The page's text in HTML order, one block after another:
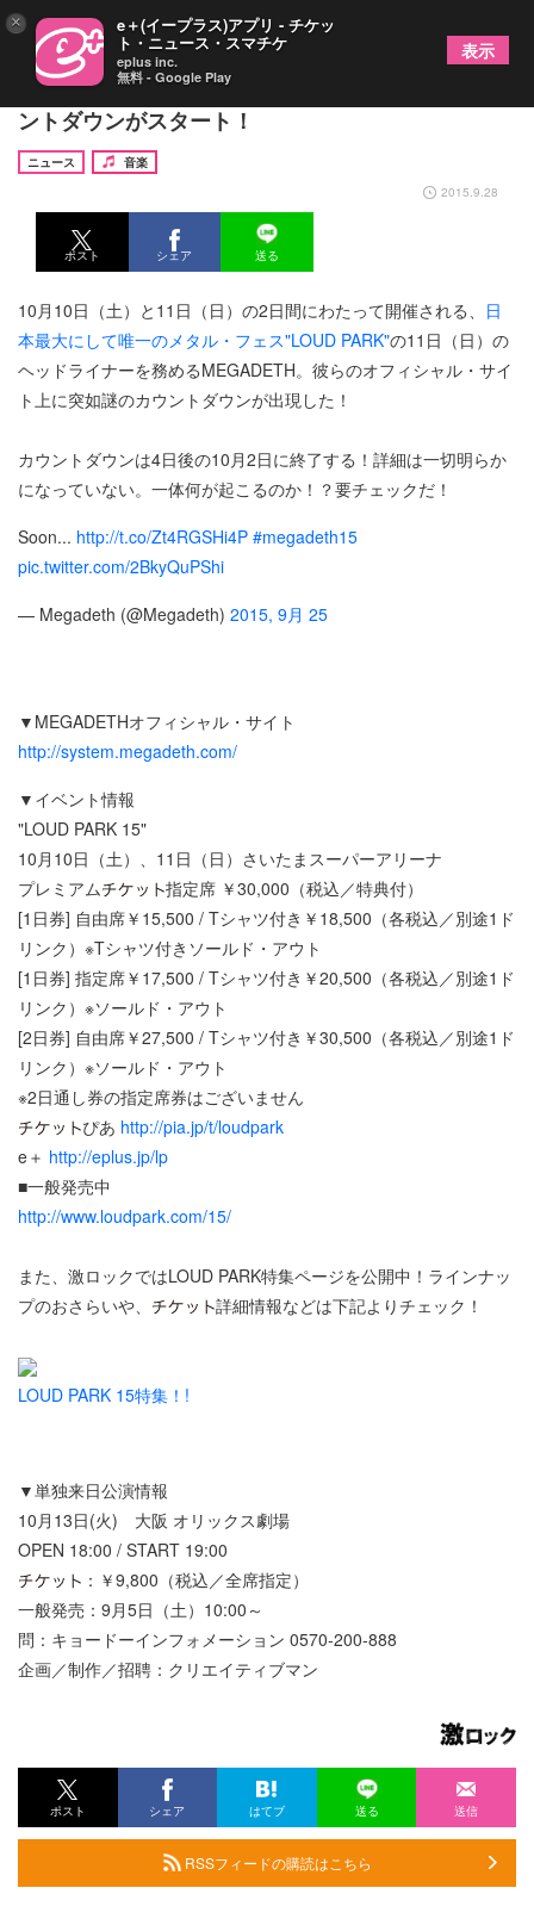
MEGADETH、オフィシャル・サイト上で謎のカウ
ントダウンがスタート！
ニュース
音楽
2015.9.28
ポスト シェア 送る
10月10日（土）と11日（日）の2日間にわたって開催される、 日
本最大にして唯一のメタル・フェス"LOUD PARK"の11日（日）の
ヘッドライナーを務めるMEGADETH。彼らのオフィシャル・サイ
ト上に突如謎のカウントダウンが出現した！
カウントダウンは4日後の10月2日に終了する！詳細は一切明らか
になっていない。一体何が起こるのか！？要チェックだ！
Soon... http://t.co/Zt4RGSHi4P #megadeth15
pic.twitter.com/2BkyQuPShi
— Megadeth (@Megadeth) 2015, 9月 25
▼MEGADETHオフィシャル・サイト
http://system.megadeth.com/
▼イベント情報
"LOUD PARK 15"
10月10日（土）、11日（日）さいたまスーパーアリーナ
プレミアム
指定席 ￥30,000（税込／特典付）
[1日券] 自由席￥15,500 / Tシャツ付き￥18,500（各税込／別途1ド
リンク）※Tシャツ付きソールド・アウト
[1日券] 指定席￥17,500 / Tシャツ付き￥20,500（各税込／別途1ド
リンク）※ソールド・アウト
[2日券] 自由席￥27,500 / Tシャツ付き￥30,500（各税込／別途1ド
リンク）※ソールド・アウト
※2日通し券の指定席券はございません
ぴあ http://pia.jp/t/loudpark
e＋ http://eplus.jp/lp
■一般発売中
http://www.loudpark.com/15/
また、激ロックではLOUD PARK特集ページを公開中！ラインナッ
プのおさらいや、
詳細情報などは下記よりチェック！
LOUD PARK 15特集！!
▼単独来日公演情報
10月13日(火) 大阪 オリックス劇場
OPEN 18:00 / START 19:00
：￥9,800（税込／全席指定）
一般発売：9月5日（土）10:00～
問：キョードーインフォメーション 0570-200-888
企画／制作／招聘：クリエイティブマン
ポスト シェア はてブ 送る 送信
RSSフィードの購読はこちら
× e＋(イープラス)アプリ - チケッ
ト・ニュース・スマチケ
eplus inc.
無料 - Google Play
表示